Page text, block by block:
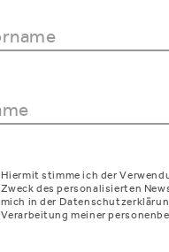
Hiermit stimme ich der
Zweck des personalisierten
mich in der
Verarbeitung meiner